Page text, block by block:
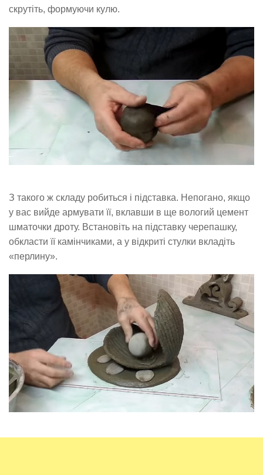
скрутіть, формуючи кулю.
З такого ж складу робиться і підставка. Непогано, якщо
у вас вийде армувати її, вклавши в ще вологий цемент
шматочки дроту. Встановіть на підставку черепашку,
обкласти її камінчиками, а у відкриті стулки вкладіть
«перлину».